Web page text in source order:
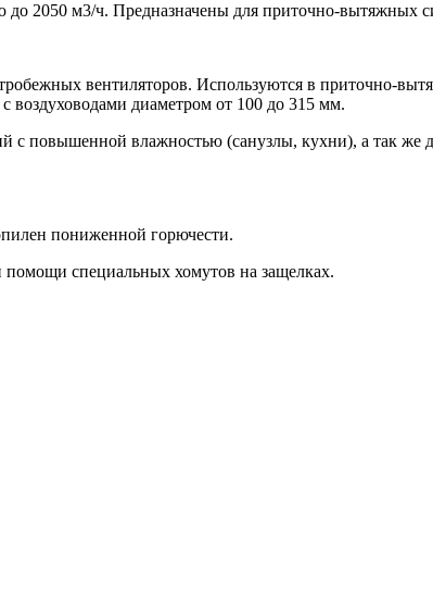
до 2050 м3/ч. Предназначены для приточно-вытяжных
вентиляторов. Используются в приточно-
воздуховодами диаметром от 100 до 315 мм.
повышенной влажностью (санузлы, кухни), а так же
пониженной горючести.
специальных хомутов на защелках.